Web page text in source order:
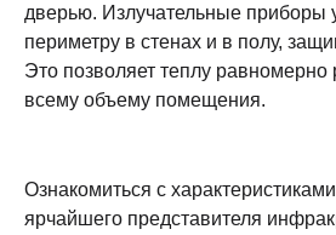
дверью. Излучательные приборы
периметру в стенах и в полу,
Это позволяет теплу равномерно
всему объему помещения.
Ознакомиться с
ярчайшего представителя